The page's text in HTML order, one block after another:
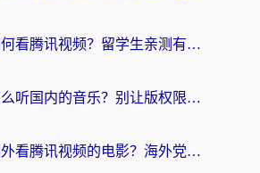
在国外如何看腾讯视频？留学生亲测有效的回国加速方案
在国外怎么听国内的音乐？别让版权限制断了你的华语歌单
怎么在国外看腾讯视频的电影？海外党亲测有效的回国加速指南